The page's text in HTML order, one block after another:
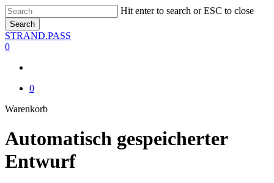
Skip
to
main
content
Hit enter to search or ESC to close
Search
Close
Search
STRAND.PASS
0
0
WarenkorbClose
Automatisch gespeicherter
Entwurf